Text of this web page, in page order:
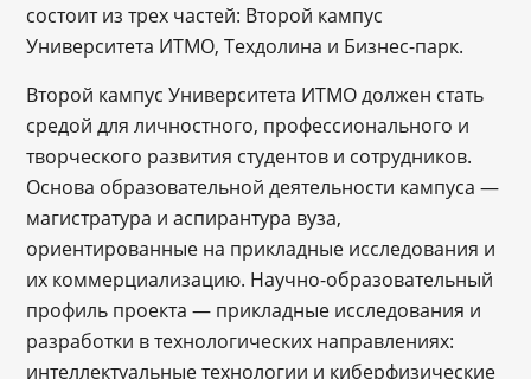
состоит из трех частей: Второй кампус
Университета ИТМО, Техдолина и Бизнес-парк.
Второй кампус Университета ИТМО должен стать
средой для личностного, профессионального и
творческого развития студентов и сотрудников.
Основа образовательной деятельности кампуса —
магистратура и аспирантура вуза,
ориентированные на прикладные исследования и
их коммерциализацию. Научно-образовательный
профиль проекта — прикладные исследования и
разработки в технологических направлениях:
интеллектуальные технологии и киберфизические